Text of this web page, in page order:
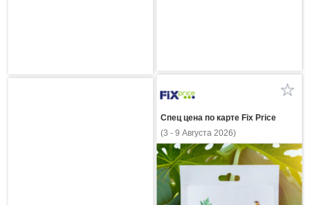
Спец цена по карте Fix Price
(3 - 9 Августа 2026)